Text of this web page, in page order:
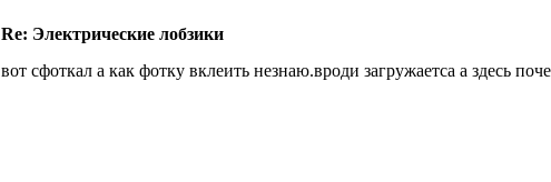
Re: Электрические лобзики
вот сфоткал а как фотку вклеить незнаю.вроди загружаетса а здесь